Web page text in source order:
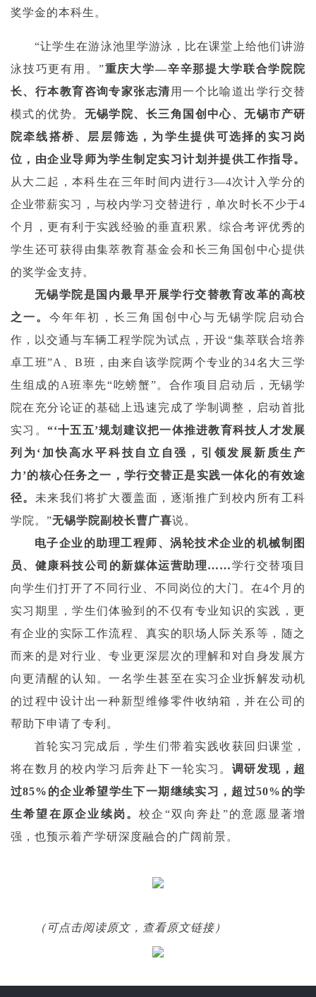
奖学金的本科生。
“让学生在游泳池里学游泳，比在课堂上给他们讲游
泳技巧更有用。”重庆大学—辛辛那提大学联合学院院
长、行本教育咨询专家张志清用一个比喻道出学行交替
模式的优势。 无锡学院、长三角国创中心、无锡市产研
院牵线搭桥、层层筛选，为学生提供可选择的实习岗
位，由企业导师为学生制定实习计划并提供工作指导。
从大二起，本科生在三年时间内进行3—4次计入学分的
企业带薪实习，与校内学习交替进行，单次时长不少于4
个月，更有利于实践经验的垂直积累。综合考评优秀的
学生还可获得由集萃教育基金会和长三角国创中心提供
的奖学金支持。
无锡学院是国内最早开展学行交替教育改革的高校
之一。 今年年初， 长三角国创中心与无锡学院启动合
作 ，以交通与车辆工程学院为试点，开设“集萃联合培养
卓工班”A、B班，由来自该学院两个专业的34名大三学
生组成的A班率先“吃螃蟹”。 合作项目启动后，无锡学
院在充分论证的基础上迅速完成了学制调整，启动首批
实习。 “‘十五五’规划建议把一体推进教育科技人才发展
列为‘加快高水平科技自立自强，引领发展新质生产
力’的核心任务之一 ，学行交替正是实践一体化的有效途
径。 未来我们将扩大覆盖面，逐渐推广到校内所有工科
学院。”无锡学院副校长曹广喜说。
电子企业的助理工程师、涡轮技术企业的机械制图
员、健康科技公司的新媒体运营助理……学行交替项目
向学生们打开了不同行业、不同岗位的大门。在4个月的
实习期里，学生们体验到的不仅有专业知识的实践，更
有企业的实际工作流程、真实的职场人际关系等，
随之
而来的是对行业、专业更深层次的理解和对自身发展方
向更清醒的认知。一名学生甚至在实习企业拆解发动机
的过程中设计出一种新型维修零件收纳箱，并在公司的
帮助下申请了专利。
首轮实习完成后，学生们带着实践收获回归课堂，
将在数月的校内学习后奔赴下一轮实习。 调研发现，超
过85%的企业希望学生下一期继续实习，超过50%的学
生希望在原企业续岗。校企“双向奔赴”的意愿显著增
强，也预示着产学研深度融合的广阔前景。
（可点击阅读原文，查看原文链接）